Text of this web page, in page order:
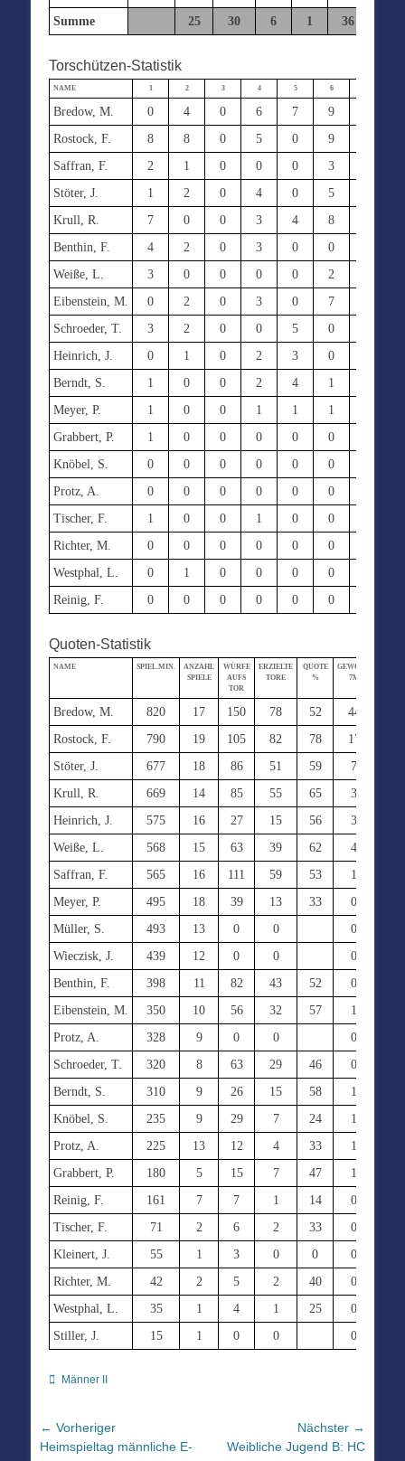
Summe
25 30 6 1 36
Torschützen-Statistik
NAME 1 2 3 4 5 6
Bredow, M. 0 4 0 6 7 9
Rostock, F.
8 8 0 5 0 9
Saffran, F.
2 1 0 0 0 3
Stöter, J.
1 2 0 4 0 5
Krull, R.
7 0 0 3 4 8
Benthin, F.
4 2 0 3 0 0
Weiße, L.
3 0 0 0 0 2
Eibenstein, M.
0 2 0 3 0 7
Schroeder, T.
3 2 0 0 5 0
Heinrich, J.
0 1 0 2 3 0
Berndt, S.
1 0 0 2 4 1
Meyer, P.
1 0 0 1 1 1
Grabbert, P.
1 0 0 0 0 0
Knöbel, S.
0 0 0 0 0 0
Protz, A.
0 0 0 0 0 0
Tischer, F.
1 0 0 1 0 0
Richter, M.
0 0 0 0 0 0
Westphal, L.
0 1 0 0 0 0
Reinig, F.
0 0 0 0 0 0
Quoten-Statistik
NAME SPIEL.MIN.
ANZAHL
SPIELE
WÜRFE
AUFS
TOR
ERZIELTE
TORE
QUOTE
%
GEWORF.
7M
Bredow, M. 820 17 150 78 52 44
Rostock, F.
790 19 105 82 78 17
Stöter, J.
677 18 86 51 59 7
Krull, R.
669 14 85 55 65 3
Heinrich, J.
575 16 27 15 56 3
Weiße, L.
568 15 63 39 62 4
Saffran, F.
565 16 111 59 53 1
Meyer, P.
495 18 39 13 33 0
Müller, S.
493 13 0 0 0
Wieczisk, J.
439 12 0 0 0
Benthin, F.
398 11 82 43 52 0
Eibenstein, M.
350 10 56 32 57 1
Protz, A.
328 9 0 0 0
Schroeder, T.
320 8 63 29 46 0
Berndt, S.
310 9 26 15 58 1
Knöbel, S.
235 9 29 7 24 1
Protz, A.
225 13 12 4 33 1
Grabbert, P.
180 5 15 7 47 1
Reinig, F.
161 7 7 1 14 0
Tischer, F.
71 2 6 2 33 0
Kleinert, J.
55 1 3 0 0 0
Richter, M.
42 2 5 2 40 0
Westphal, L.
35 1 4 1 25 0
Stiller, J.
15 1 0 0 0
Kategorien
Männer II
Beitragsnavigation
← Vorheriger
Vorheriger
Heimspieltag männliche E-
Nächster →
Nächster
Weibliche Jugend B: HC